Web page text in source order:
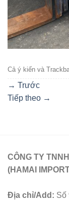
Cả ý kiến ​​và
→ Trước
Tiếp theo →
CÔNG TY
(HAMAI
Địa chỉ/Add: Số